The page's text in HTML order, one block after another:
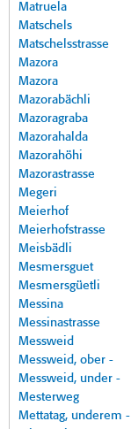
Matruela
Matschels
Matschelsstrasse
Mazora
Mazora
Mazorabächli
Mazoragraba
Mazorahalda
Mazorahöhi
Mazorastrasse
Megeri
Meierhof
Meierhofstrasse
Meisbädli
Mesmersguet
Mesmersgüetli
Messina
Messinastrasse
Messweid
Messweid, ober -
Messweid, under -
Mesterweg
Mettatag, underem -